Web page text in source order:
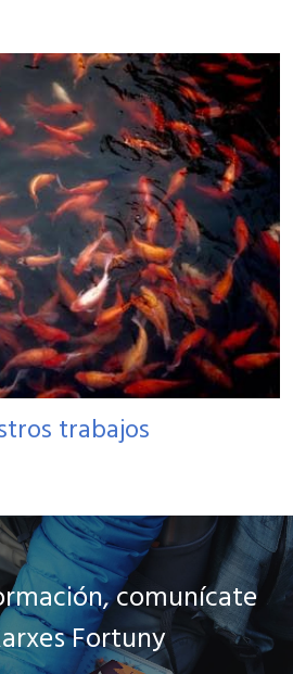
trabajos
comunícate
Fortuny